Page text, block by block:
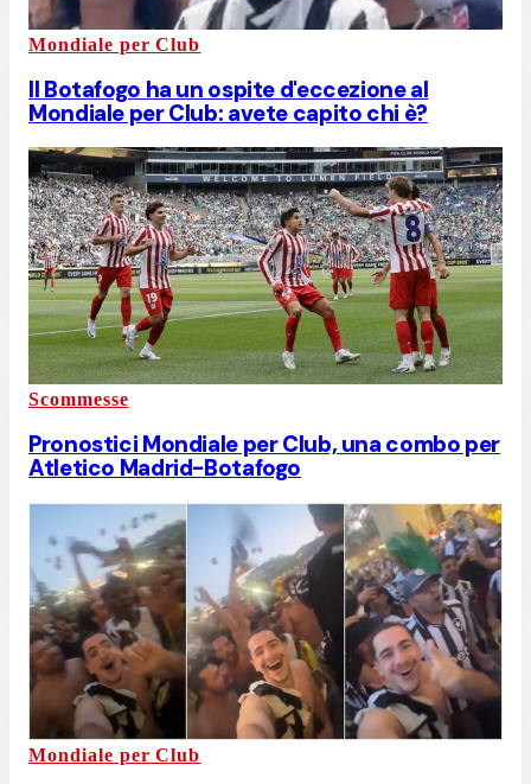
Mondiale per Club
Il Botafogo ha un ospite d'eccezione al
Mondiale per Club: avete capito chi è?
Scommesse
Pronostici Mondiale per Club, una combo per
Atletico Madrid-Botafogo
Mondiale per Club